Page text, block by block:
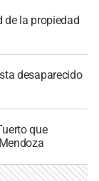
de la propiedad
desaparecido
que